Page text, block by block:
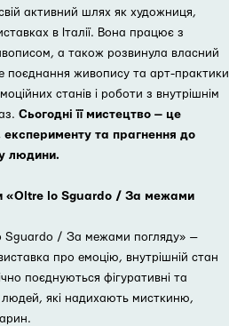
активний шлях як художниця,
в Італії. Вона працює з
а також розвинула власний
поєднання живопису та арт-практики
станів і роботи з внутрішнім
Сьогодні її мистецтво — це
експерименту та прагнення до
людини.
«Oltre lo Sguardo / За межами
Sguardo / За межами погляду» —
про емоцію, внутрішній стан
поєднуються фігуративні та
людей, які надихають мисткиню,